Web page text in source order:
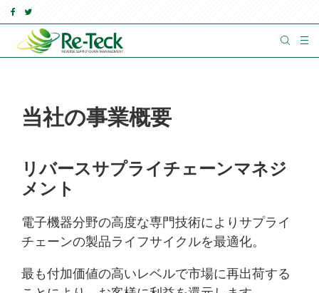
当社の事業概要
リバースサプライチェーンマネジ
メント
電子機器分野の高度な専門技術によりサプライ
チェーンの製品ライフサイクルを最適化。
最も付加価値の高いレベルで市場に再出荷する